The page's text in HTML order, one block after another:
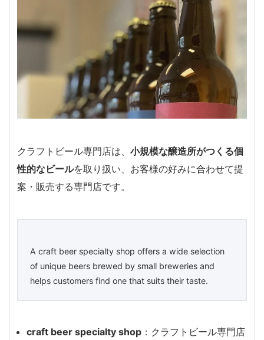
クラフトビール専門店は、 小規模な醸造所がつくる個
性的なビールを取り扱い、お客様の好みに合わせて提
案・販売する専門店です。
A craft beer specialty shop offers a wide selection
of unique beers brewed by small breweries and
helps customers find one that suits their taste.
craft beer specialty shop ：クラフトビール専門店